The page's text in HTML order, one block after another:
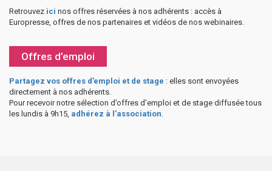
Retrouvez ici nos offres réservées à nos adhérents : accès à
Europresse, offres de nos partenaires et vidéos de nos webinaires.
Offres d’emploi
Partagez vos offres d’emploi et de stage : elles sont envoyées
directement à nos adhérents.
Pour recevoir notre sélection d’offres d’emploi et de stage diffusée tous
les lundis à 9h15, adhérez à l’association.